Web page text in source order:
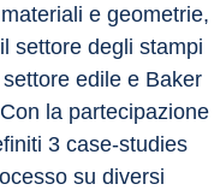
e geometrie,
settore degli stampi
edile e Baker
la partecipazione
3 case-studies
su diversi